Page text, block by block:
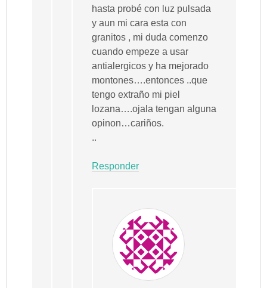
hasta probé con luz pulsada
y aun mi cara esta con
granitos , mi duda comenzo
cuando empeze a usar
antialergicos y ha mejorado
montones….entonces ..que
tengo extraño mi piel
lozana….ojala tengan alguna
opinon…cariños.
..
Responder